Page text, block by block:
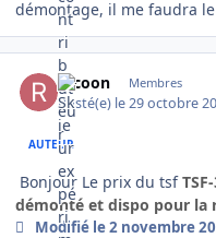
démontage, il me faudra
racoon Membres
Posté(e) le 29 octobre
AUTEUR
comment_1977
Author stats
Bonjour Le prix du tsf
démonté et dispo pour la
Modifié le 2 novembre